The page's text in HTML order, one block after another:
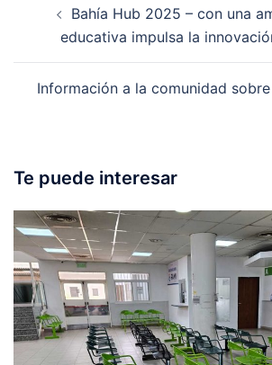
navigation
Bahía Hub 2025 – con una
educativa impulsa la
Información a la comunidad
Te puede interesar